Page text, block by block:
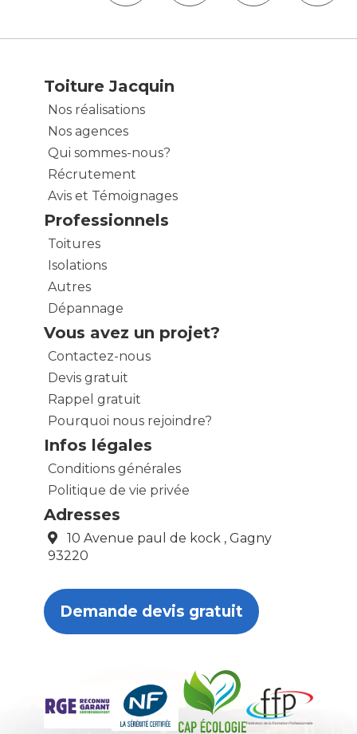
Toiture Jacquin
Nos réalisations
Nos agences
Qui sommes-nous?
Récrutement
Avis et Témoignages
Professionnels
Toitures
Isolations
Autres
Dépannage
Vous avez un projet?
Contactez-nous
Devis gratuit
Rappel gratuit
Pourquoi nous rejoindre?
Infos légales
Conditions générales
Politique de vie privée
Adresses
10 Avenue paul de kock , Gagny
93220
Demande devis gratuit